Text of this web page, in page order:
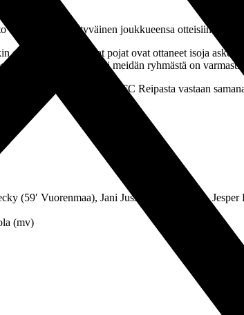
on syystäkin tyytyväinen joukkueensa otteisiin.
Muutamat pojat ovat ottaneet isoja
1-3 vuoden päästä meidän ryhmästä on
ottelu on A:n tavoin FC Reipasta vastaan
(59′ Vuorenmaa), Jani Jussila, Karl Kaasik,
(mv)